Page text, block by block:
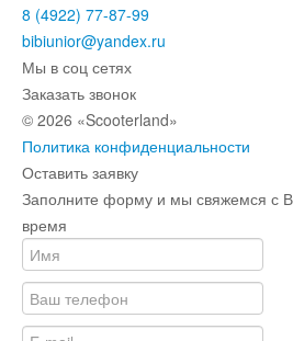
8 (4922) 77-87-99
bibiunior@yandex.ru
Мы в соц сетях
Заказать звонок
© 2026 «Scooterland»
Политика конфиденциальности
Оставить заявку
Заполните форму и мы свяжемся с
время